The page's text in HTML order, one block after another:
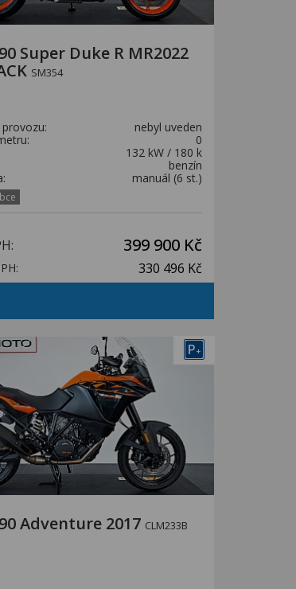
Super Duke R MR2022
SM354
nebyl uveden
0
132 kW / 180 k
benzín
manuál (6 st.)
399 900 Kč
330 496 Kč
P+
Adventure 2017 CLM233B